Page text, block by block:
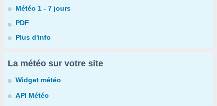
Météo 1 - 7 jours
PDF
Plus d'info
La météo sur votre site
Widget météo
API Météo